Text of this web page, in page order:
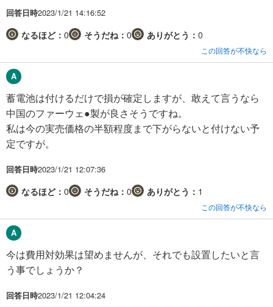
回答日時2023/1/21 14:16:52
なるほど： 0 そうだね： 0 ありがとう： 0
この回答が不快なら
蓄電池は付けるだけで損が確定しますが、敢えて言うなら
中国のファーウェ●製が良さそうですね。
私は今の実売価格の半額程度まで下がらないと付けない予
定ですが。
回答日時2023/1/21 12:07:36
なるほど： 0 そうだね： 0 ありがとう： 1
この回答が不快なら
今は費用対効果は望めませんが、それでも設置したいと言
う事でしょうか？
回答日時2023/1/21 12:04:24